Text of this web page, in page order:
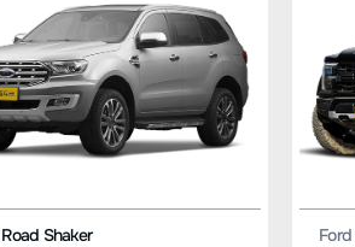
Road Shaker Ford